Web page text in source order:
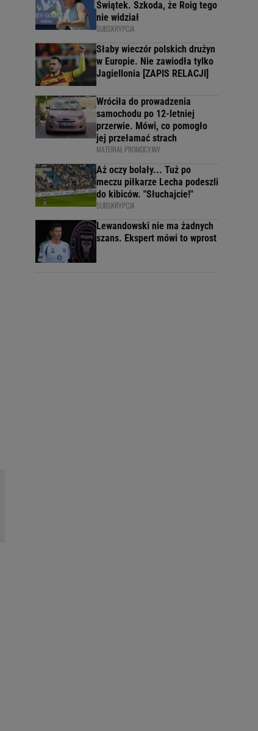
Świątek. Szkoda, że Roig tego
nie widział
SUBSKRYPCJA
Słaby wieczór polskich drużyn
w Europie. Nie zawiodła tylko
Jagiellonia [ZAPIS RELACJI]
Wróciła do prowadzenia
samochodu po 12-letniej
przerwie. Mówi, co pomogło
jej przełamać strach
MATERIAŁ PROMOCYJNY
Aż oczy bolały... Tuż po
meczu piłkarze Lecha podeszli
do kibiców. "Słuchajcie!"
SUBSKRYPCJA
Lewandowski nie ma żadnych
szans. Ekspert mówi to wprost